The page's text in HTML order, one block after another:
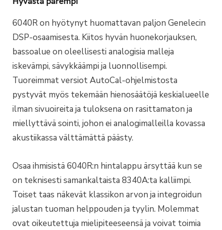
6040R on hyötynyt huomattavan paljon Genelecin
DSP-osaamisesta. Kiitos hyvän huonekorjauksen,
bassoalue on oleellisesti analogisia malleja
iskevämpi, sävykkäämpi ja luonnollisempi.
Tuoreimmat versiot AutoCal-ohjelmistosta
pystyvät myös tekemään hienosäätöjä keskialueelle
ilman sivuoireita ja tuloksena on rasittamaton ja
miellyttävä sointi, johon ei analogimalleilla kovassa
akustiikassa välttämättä päästy.
Osaa ihmisistä 6040R:n hintalappu ärsyttää kun se
on teknisesti samankaltaista 8340A:ta kalliimpi.
Toiset taas näkevät klassikon arvon ja integroidun
jalustan tuoman helppouden ja tyylin. Molemmat
ovat oikeutettuja mielipiteeseensä ja voivat toimia